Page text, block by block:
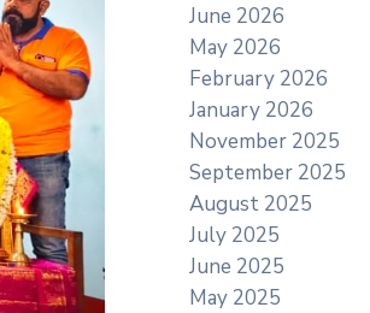
June 2026
May 2026
February 2026
January 2026
November 2025
September 2025
August 2025
July 2025
June 2025
May 2025